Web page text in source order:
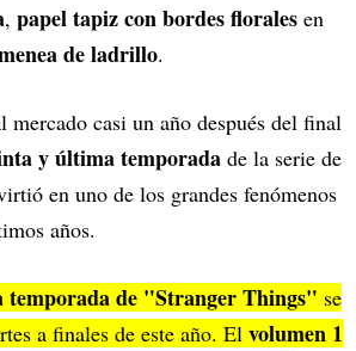
, papel tapiz con bordes florales en
de ladrillo.
casi un año después del final
y última temporada de la serie de
en uno de los grandes fenómenos
años.
de "Stranger Things" se
a finales de este año. El volumen 1